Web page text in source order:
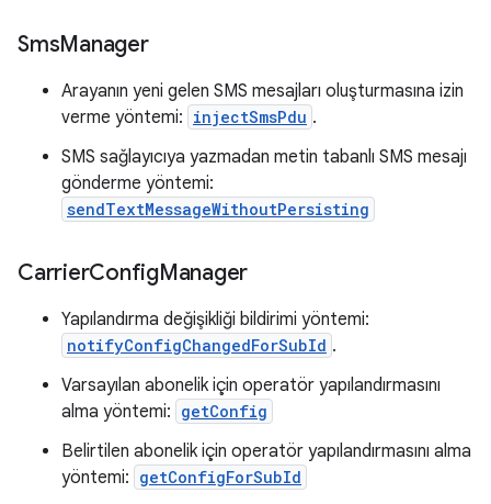
SmsManager
Arayanın yeni gelen SMS mesajları oluşturmasına izin
verme yöntemi: injectSmsPdu .
SMS sağlayıcıya yazmadan metin tabanlı SMS mesajı
gönderme yöntemi:
sendTextMessageWithoutPersisting
CarrierConfigManager
Yapılandırma değişikliği bildirimi yöntemi:
notifyConfigChangedForSubId .
Varsayılan abonelik için operatör yapılandırmasını
alma yöntemi: getConfig
Belirtilen abonelik için operatör yapılandırmasını alma
yöntemi: getConfigForSubId